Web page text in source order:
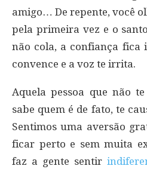
amigo… De repente, você
pela primeira vez e o
não cola, a confiança fica
convence e a voz te irrita.
Aquela pessoa que não
sabe quem é de fato, te
Sentimos uma aversão
ficar perto e sem muita
faz a gente sentir